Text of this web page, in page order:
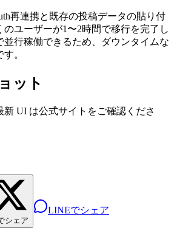
再連携と既存の投稿データの貼り付
ユーザーが1〜2時間で移行を完了し
並行稼働できるため、ダウンタイムな
。
ット
UI は公式サイトをご確認くださ
シェア
LINEでシェア